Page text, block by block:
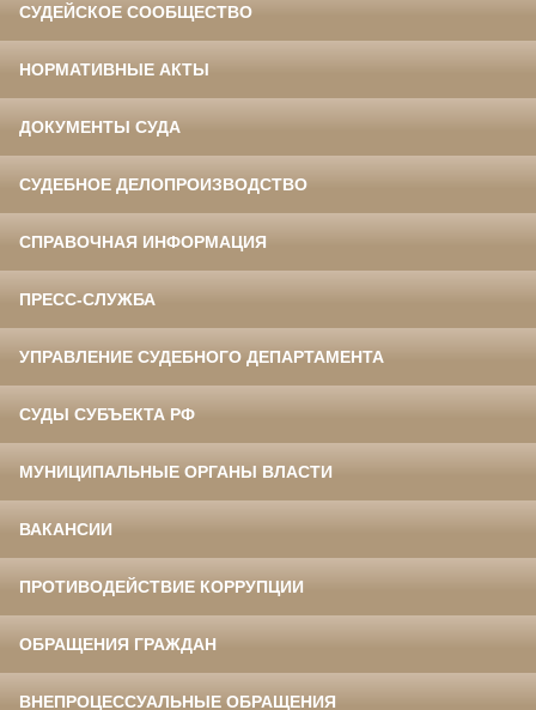
СУДЕЙСКОЕ СООБЩЕСТВО
НОРМАТИВНЫЕ АКТЫ
ДОКУМЕНТЫ СУДА
СУДЕБНОЕ ДЕЛОПРОИЗВОДСТВО
СПРАВОЧНАЯ ИНФОРМАЦИЯ
ПРЕСС-СЛУЖБА
УПРАВЛЕНИЕ СУДЕБНОГО ДЕПАРТАМЕНТА
СУДЫ СУБЪЕКТА РФ
МУНИЦИПАЛЬНЫЕ ОРГАНЫ ВЛАСТИ
ВАКАНСИИ
ПРОТИВОДЕЙСТВИЕ КОРРУПЦИИ
ОБРАЩЕНИЯ ГРАЖДАН
ВНЕПРОЦЕССУАЛЬНЫЕ ОБРАЩЕНИЯ